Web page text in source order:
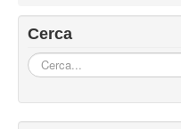
Cerca
Cerca...
Iscriviti alla nostra